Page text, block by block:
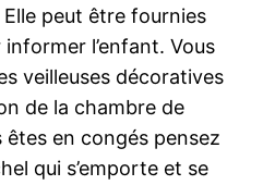
Elle peut être fournies
l’enfant. Vous
veilleuses décoratives
de la chambre de
en congés pensez
qui s’emporte et se